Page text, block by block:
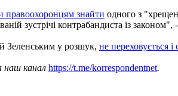
правоохоронцям знайти одного з
зустрічі контрабандиста із
Зеленським у розшук, не переховується
наш канал https://t.me/korrespondentnet.